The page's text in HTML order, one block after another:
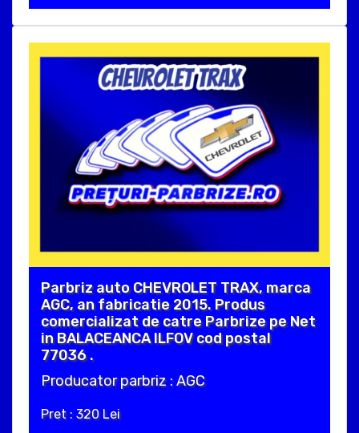
Parbriz auto CHEVROLET TRAX, marca
AGC, an fabricatie 2015. Produs
comercializat de catre Parbrize pe Net
in BALACEANCA ILFOV cod postal
77036 .
Producator parbriz : AGC
Pret : 320 Lei